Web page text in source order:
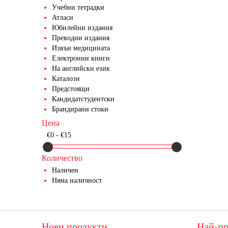
Учебни тетрадки
Атласи
Юбилейни издания
Преводни издания
Извън медицината
Електронни книги
На английски език
Каталози
Предстоящи
Кандидатстудентски
Брандирани стоки
Цена
€0 - €15
Количество
Наличен
Няма наличност